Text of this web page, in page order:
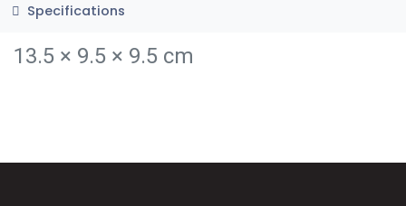
Specifications
13.5 × 9.5 × 9.5 cm